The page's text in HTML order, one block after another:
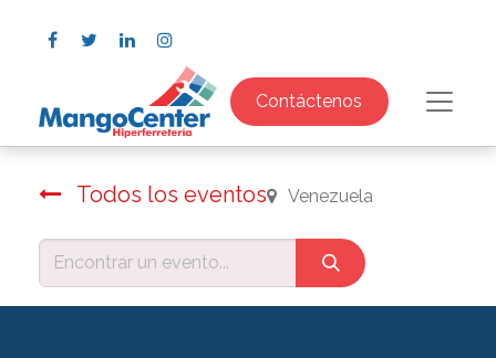
Contáctenos
Todos los eventos Venezuela